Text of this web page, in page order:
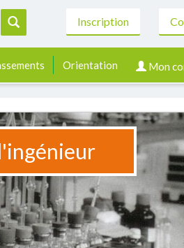
Inscription
Orientation Mon